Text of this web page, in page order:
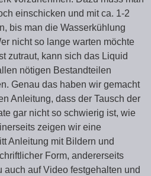
einschicken und mit ca. 1-2
bis man die Wasserkühlung
nicht so lange warten möchte
zutraut, kann sich das Liquid
nötigen Bestandteilen
Genau das haben wir gemacht
Anleitung, dass der Tausch der
gar nicht so schwierig ist, wie
zeigen wir eine
Anleitung mit Bildern und
Form, andererseits
auch auf Video festgehalten und